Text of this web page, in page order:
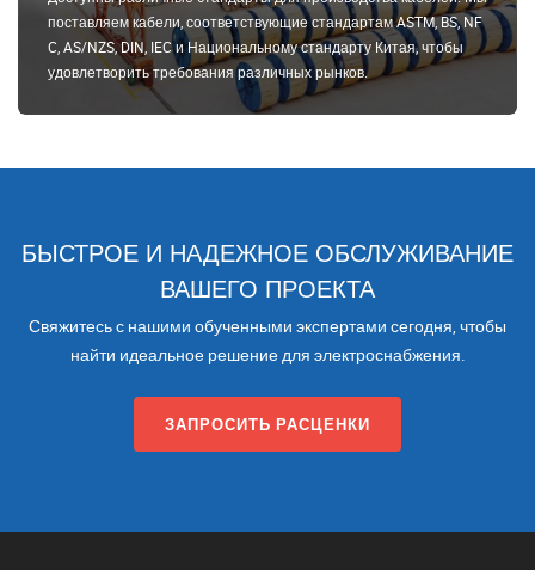
поставляем кабели, соответствующие стандартам ASTM, BS, NF
C, AS/NZS, DIN, IEC и Национальному стандарту Китая, чтобы
удовлетворить требования различных рынков.
БЫСТРОЕ И НАДЕЖНОЕ ОБСЛУЖИВАНИЕ
ВАШЕГО ПРОЕКТА
Свяжитесь с нашими обученными экспертами сегодня, чтобы
найти идеальное решение для электроснабжения.
ЗАПРОСИТЬ РАСЦЕНКИ